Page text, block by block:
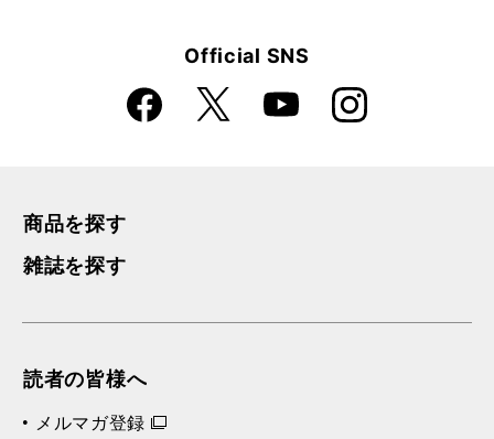
Official SNS
Faceboo
k
X YouTube Instagra
m
商品を探す
雑誌を探す
読者の皆様へ
メルマガ登録